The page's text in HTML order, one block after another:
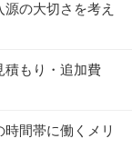
の大切さを考え
積もり・追加費
間帯に働くメリ